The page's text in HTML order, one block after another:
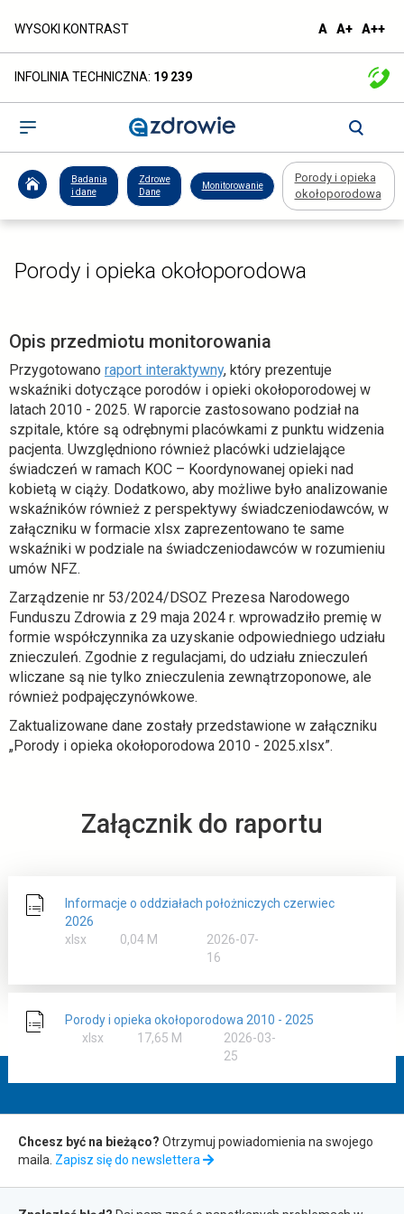
Porody
i
opieka
okołoporodowa
ezdrowie.gov.pl
WYSOKI KONTRAST A domyślna
A+większa
A++
INFOLINIA TECHNICZNA: 19 239
Otwórz
Badania
i dane
Zdrowe
Dane
Monitorowanie
Porody i opieka
okołoporodowa
Porody i opieka okołoporodowa
Opis przedmiotu monitorowania
Przygotowano raport interaktywnyo
t
w
i
e
r
a
s
i
ę
o
w
e
j
k
r
c
, który prezentuje
wskaźniki dotyczące porodów i opieki okołoporodowej w
latach 2010 - 2025. W raporcie zastosowano podział na
szpitale, które są odrębnymi placówkami z punktu widzenia
pacjenta. Uwzględniono również placówki udzielające
świadczeń w ramach KOC – Koordynowanej opieki nad
kobietą w ciąży. Dodatkowo, aby możliwe było analizowanie
wskaźników również z perspektywy świadczeniodawców, w
załączniku w formacie xlsx zaprezentowano te same
wskaźniki w podziale na świadczeniodawców w rozumieniu
umów NFZ.
Zarządzenie nr 53/2024/DSOZ Prezesa Narodowego
Funduszu Zdrowia z 29 maja 2024 r. wprowadziło premię w
formie współczynnika za uzyskanie odpowiedniego udziału
znieczuleń. Zgodnie z regulacjami, do udziału znieczuleń
wliczane są nie tylko znieczulenia zewnątrzoponowe, ale
również podpajęczynówkowe.
Zaktualizowane dane zostały przedstawione w załączniku
„Porody i opieka okołoporodowa 2010 - 2025.xlsx”.
Załącznik do raportu
Informacje o oddziałach położniczych czerwiec
2026
xlsx
rozmiar
0,04 M
2026-07-
16
Porody i opieka okołoporodowa 2010 - 2025
xlsx
rozmiar
17,65 M
2026-03-
25
Zapis
do
Chcesz być na bieżąco? Otrzymuj powiadomienia na swojego
maila. Zapisz się do newslettera